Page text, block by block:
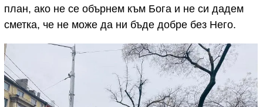
план, ако не се обърнем към Бога и не си дадем
сметка, че не може да ни бъде добре без Него.